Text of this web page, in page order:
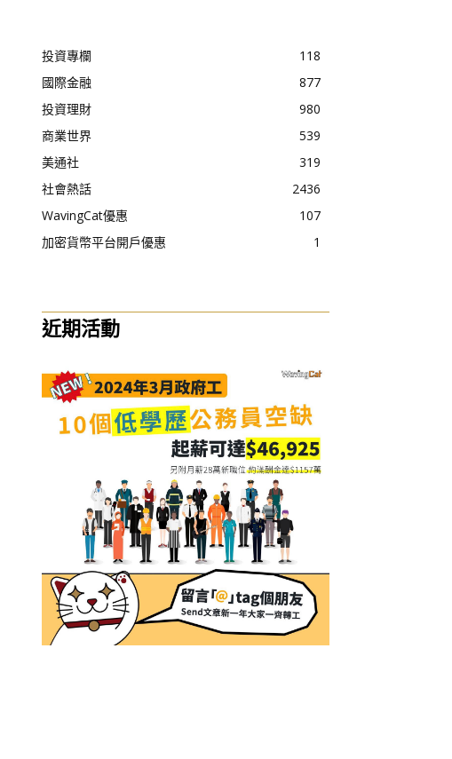
投資專欄
118
國際金融
877
投資理財
980
商業世界
539
美通社
319
社會熱話
2436
WavingCat優惠
107
加密貨幣平台開戶優惠
1
近期活動